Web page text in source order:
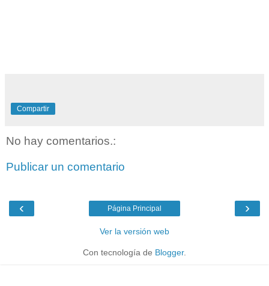
Compartir
No hay comentarios.:
Publicar un comentario
‹ ›
Página Principal
Ver la versión web
Con tecnología de Blogger.